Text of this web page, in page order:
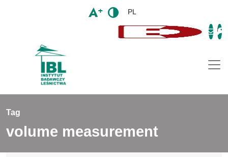
PL
Tag
volume measurement